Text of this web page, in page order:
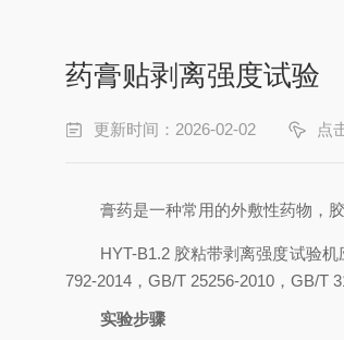
药膏贴剥离强度试验
更新时间：2026-02-02 点
膏药是一种常用的外敷性药物，
HYT-B1.2 胶粘带剥离强度试验机
792-2014，GB/T 25256-2010，GB/T
实验步骤